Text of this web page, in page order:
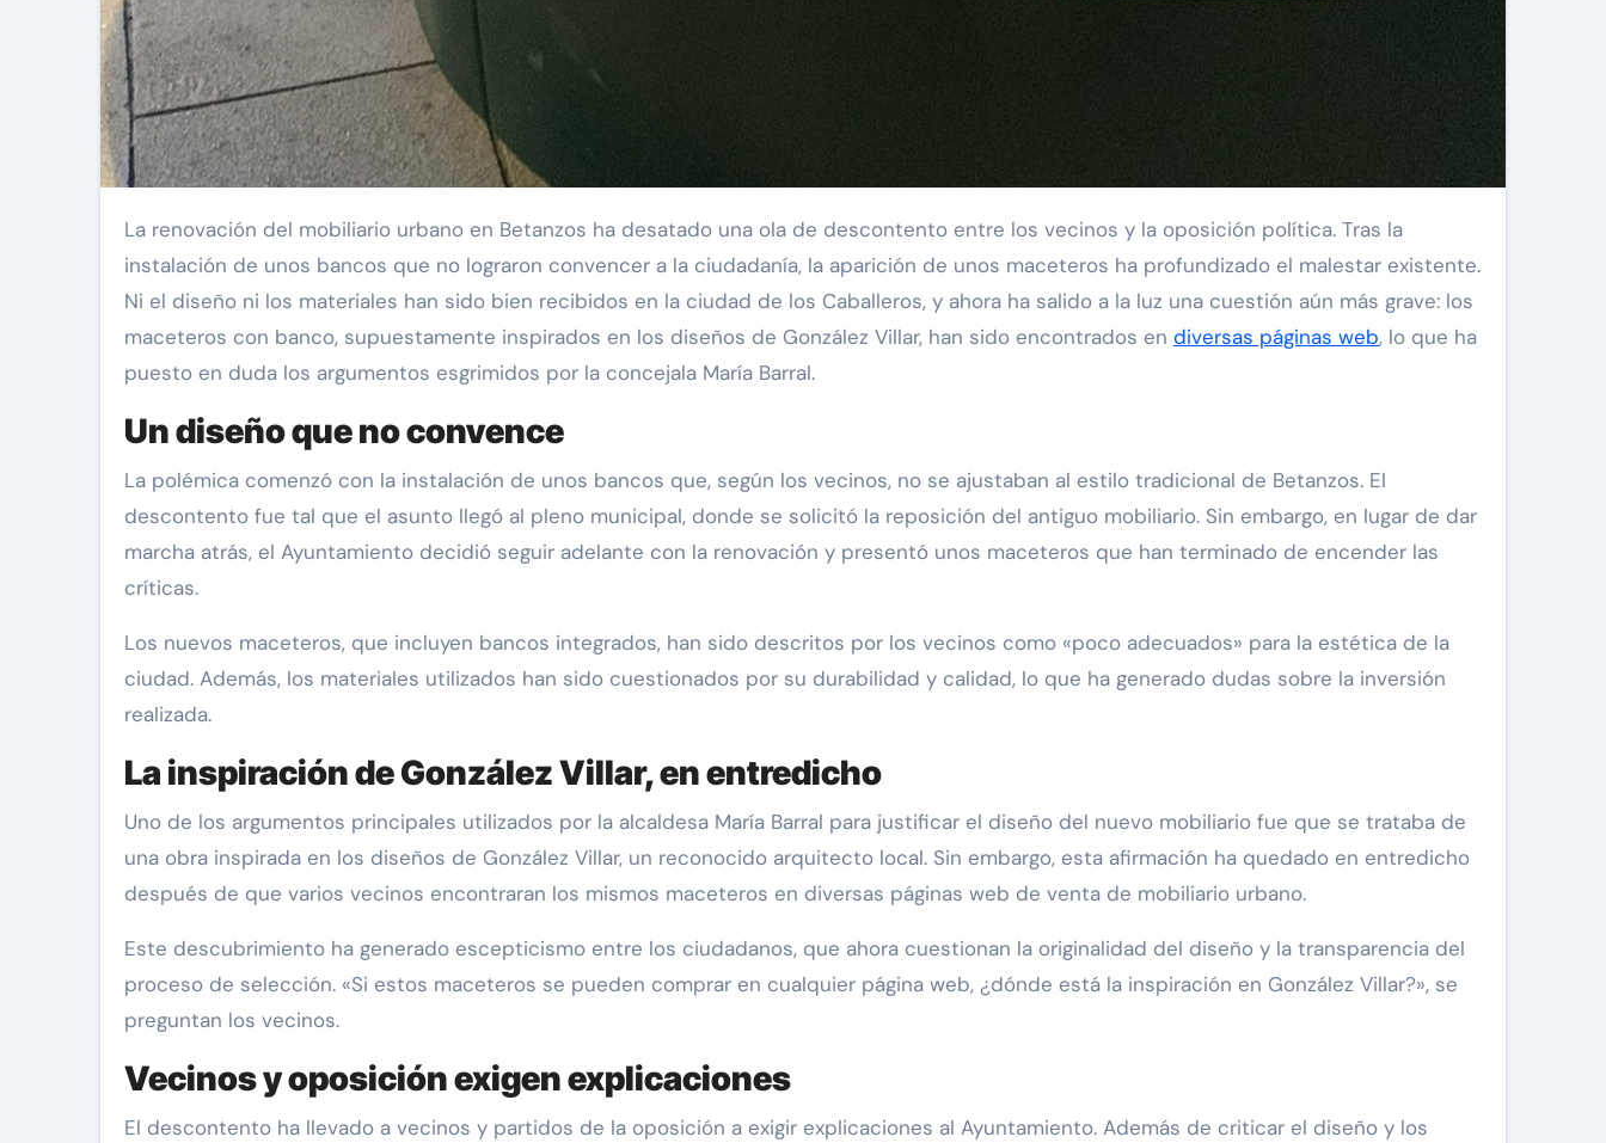
La renovación del mobiliario urbano en Betanzos ha desatado una ola de descontento entre los vecinos y la oposición política. Tras la
instalación de unos bancos que no lograron convencer a la ciudadanía, la aparición de unos maceteros ha profundizado el malestar existente.
Ni el diseño ni los materiales han sido bien recibidos en la ciudad de los Caballeros, y ahora ha salido a la luz una cuestión aún más grave: los
maceteros con banco, supuestamente inspirados en los diseños de González Villar, han sido encontrados en diversas páginas web, lo que ha
puesto en duda los argumentos esgrimidos por la concejala María Barral.
Un diseño que no convence
La polémica comenzó con la instalación de unos bancos que, según los vecinos, no se ajustaban al estilo tradicional de Betanzos. El
descontento fue tal que el asunto llegó al pleno municipal, donde se solicitó la reposición del antiguo mobiliario. Sin embargo, en lugar de dar
marcha atrás, el Ayuntamiento decidió seguir adelante con la renovación y presentó unos maceteros que han terminado de encender las
críticas.
Los nuevos maceteros, que incluyen bancos integrados, han sido descritos por los vecinos como «poco adecuados» para la estética de la
ciudad. Además, los materiales utilizados han sido cuestionados por su durabilidad y calidad, lo que ha generado dudas sobre la inversión
realizada.
La inspiración de González Villar, en entredicho
Uno de los argumentos principales utilizados por la alcaldesa María Barral para justificar el diseño del nuevo mobiliario fue que se trataba de
una obra inspirada en los diseños de González Villar, un reconocido arquitecto local. Sin embargo, esta afirmación ha quedado en entredicho
después de que varios vecinos encontraran los mismos maceteros en diversas páginas web de venta de mobiliario urbano.
Este descubrimiento ha generado escepticismo entre los ciudadanos, que ahora cuestionan la originalidad del diseño y la transparencia del
proceso de selección. «Si estos maceteros se pueden comprar en cualquier página web, ¿dónde está la inspiración en González Villar?», se
preguntan los vecinos.
Vecinos y oposición exigen explicaciones
El descontento ha llevado a vecinos y partidos de la oposición a exigir explicaciones al Ayuntamiento. Además de criticar el diseño y los